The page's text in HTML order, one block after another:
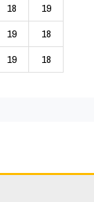
18
19
19
18
19 18